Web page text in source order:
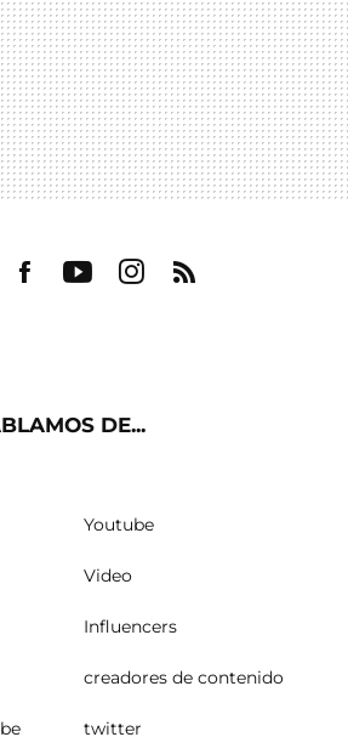
DE...
Youtube
Video
Influencers
creadores de contenido
twitter